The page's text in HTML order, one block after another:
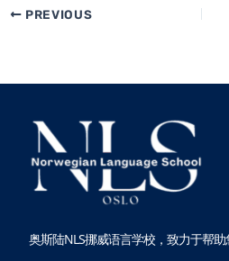
PREVIOUS
奥斯陆NLS挪威语言学校，致力于帮助